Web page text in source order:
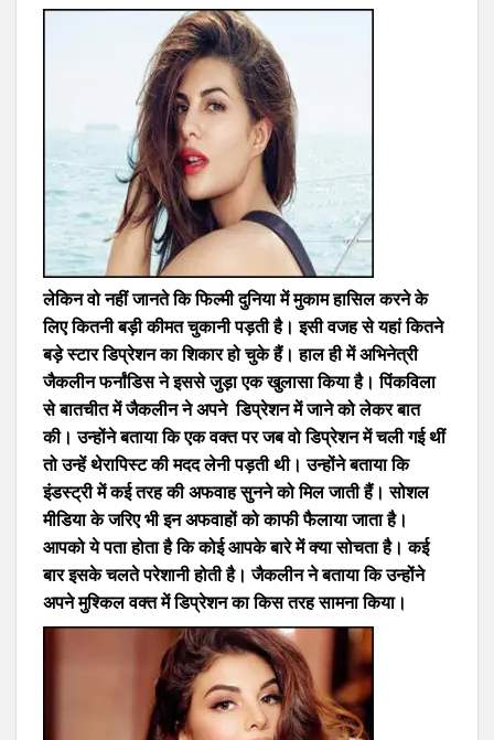
लेकिन वो नहीं जानते कि फिल्मी दुनिया में मुकाम हासिल करने के
लिए कितनी बड़ी कीमत चुकानी पड़ती है। इसी वजह से यहां कितने
बड़े स्टार डिप्रेशन का शिकार हो चुके हैं। हाल ही में अभिनेत्री
जैकलीन फर्नांडिस ने इससे जुड़ा एक खुलासा किया है। पिंकविला
से बातचीत में जैकलीन ने अपने डिप्रेशन में जाने को लेकर बात
की। उन्होंने बताया कि एक वक्त पर जब वो डिप्रेशन में चली गई थीं
तो उन्हें थेरापिस्ट की मदद लेनी पड़ती थी। उन्होंने बताया कि
इंडस्ट्री में कई तरह की अफवाह सुनने को मिल जाती हैं। सोशल
मीडिया के जरिए भी इन अफवाहों को काफी फैलाया जाता है।
आपको ये पता होता है कि कोई आपके बारे में क्या सोचता है। कई
बार इसके चलते परेशानी होती है। जैकलीन ने बताया कि उन्होंने
अपने मुश्किल वक्त में डिप्रेशन का किस तरह सामना किया।